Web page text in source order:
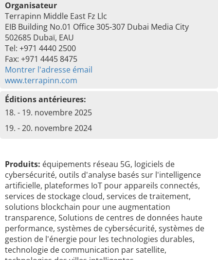
Organisateur
Terrapinn Middle East Fz Llc
EIB Building No.01 Office 305-307 Dubai Media City
502685 Dubaï, EAU
Tel: +971 4440 2500
Fax: +971 4445 8475
Montrer l'adresse émail
www.terrapinn.com
Éditions antérieures:
18. - 19. novembre 2025
19. - 20. novembre 2024
Produits: équipements réseau 5G, logiciels de
cybersécurité, outils d'analyse basés sur l'intelligence
artificielle, plateformes IoT pour appareils connectés,
services de stockage cloud, services de traitement,
solutions blockchain pour une augmentation
transparence, Solutions de centres de données haute
performance, systèmes de cybersécurité, systèmes de
gestion de l'énergie pour les technologies durables,
technologie de communication par satellite,